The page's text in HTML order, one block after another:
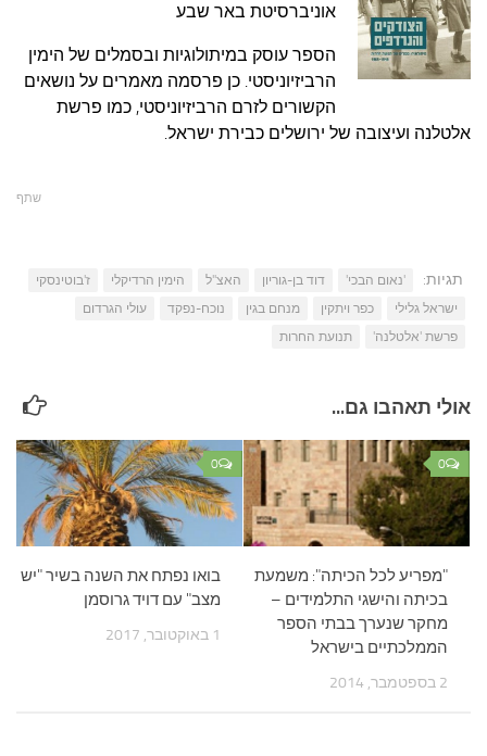
אוניברסיטת באר שבע
הספר עוסק במיתולוגיות ובסמלים של הימין
הרביזיוניסטי. כן פרסמה מאמרים על נושאים
הקשורים לזרם הרביזיוניסטי, כמו פרשת
אלטלנה ועיצובה של ירושלים כבירת ישראל.
שתף
תגיות: 'נאום הבכי' דוד בן-גוריון האצ"ל הימין הרדיקלי
ז'בוטינסקי
ישראל גלילי
כפר ויתקין מנחם בגין נוכח-נפקד
עולי הגרדום
פרשת 'אלטלנה'
תנועת החרות
אולי תאהבו גם...
0
בואו נפתח את השנה בשיר "יש
מצב" עם דויד גרוסמן
1 באוקטובר, 2017
0
"מפריע לכל הכיתה": משמעת
בכיתה והישגי התלמידים –
מחקר שנערך בבתי הספר
הממלכתיים בישראל
2 בספטמבר, 2014